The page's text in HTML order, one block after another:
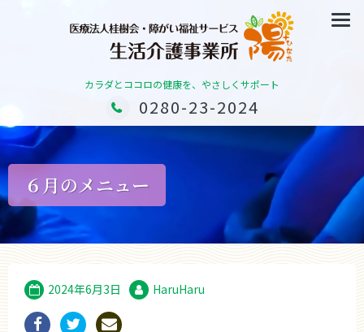
カラダとココロの健康を、やさしくサポート
0280-23-2024
６月のメニュー
2024年6月3日 HaruHaru